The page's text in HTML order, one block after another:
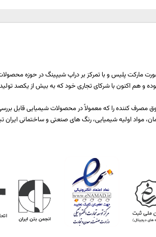
مارکت پلیس و با تمرکز بر دراپ شیپینگ در حوزه
صنایع مختلف تولیدی است که از سال 1397 شروع به فعالیت نموده و هم اکنون با
مصرف کننده را که معمولاً در محصولات شیمیایی
اولیه شیمیایی، رنگ های صنعتی و ساختمانی